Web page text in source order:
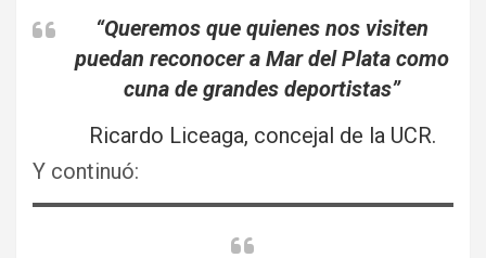
“Queremos que quienes nos visiten
puedan reconocer a Mar del Plata como
cuna de grandes deportistas”
Ricardo Liceaga, concejal de la UCR.
Y continuó: